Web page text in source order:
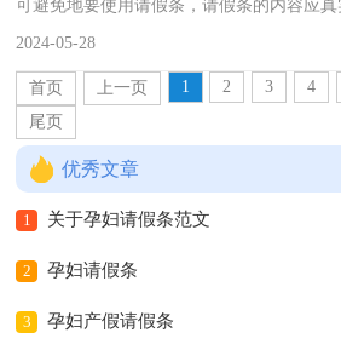
可避免地要使用请假条，请假条的内容应
息。相信许多人会觉得请假条很难写吧，下
2024-05-28
首页 上一页 1 2 3 4
尾页
优秀文章
1 关于孕妇请假条范文
2 孕妇请假条
3 孕妇产假请假条